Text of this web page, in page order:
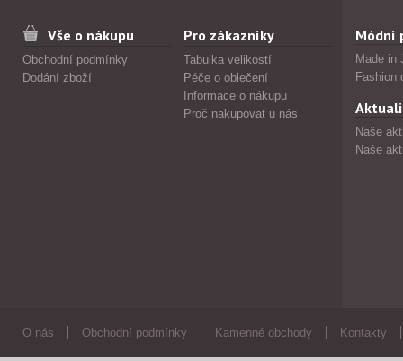
Vše o nákupu
Obchodní podmínky
Dodání zboží
Pro zákazníky
Tabulka velikostí
Péče o oblečení
Informace o nákupu
Proč nakupovat u nás
Módní
Made in
Fashion
Naše
Naše
O nás Obchodní podmínky Kamenné obchody Kontakty